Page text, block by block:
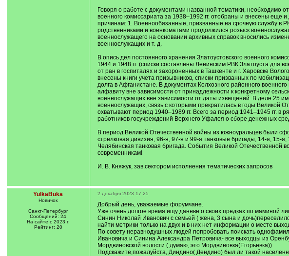
Говоря о работе с документами названной тематики, необходимо
военного комиссариата за 1938–1992 гг. отобраны и внесены
причинам: 1. Военнообязанные, призванные на срочную службу в
родственниками и военкоматами продолжился розыск
военнослужащего на основании архивных справок вносились
военнослужащих и т. д.
В опись дел постоянного хранения Златоустовского военного
1944 и 1948 гг. (списки составлены Ленинским РВК Златоуста для
от ран в госпиталях и захороненных в Ташкенте и г. Харовске
внесены книги учета призывников, списки призванных по
долга в Афганистане. В документах Колхозного районного
алфавиту вне зависимости от принадлежности к конкретному
военнослужащих вне зависимости от даты извещений. В деле 25
военнослужащих, связь с которыми прекратилась в годы Великой
охватывают период 1940–1989 гг. Всего за период 1941–1945 гг.
работников госучреждений Верхнего Уфалея о сборе денежных
В период Великой Отечественной войны из южноуральцев были
стрелковая дивизия, 96-я, 97-я и 99-я танковые бригады, 14-я, 15-
Челябинская танковая бригада. События Великой Отечественной
современникам!
И. В. Княжук, зав.сектором исполнения тематических запросов
YulkaBuka
Новичок
Санкт-Петербург
Сообщений: 24
На сайте с 2023 г.
Рейтинг: 20
2 декабря 2023 17:25
Добрый день, уважаемые форумчане.
Уже очень долгое время ищу даннве о своих предках по маминой
Синин Николай Иванович с семьей ( жена, 3 сына и
найти метрики только на двух и в них нет информации о месте
По совету неравнодушных людей попробовать поискать
Ивановича и Синина Александра Петровича- все выходцы из
Мордвиновской волости ( думаю, это Мордвиновка(Егорьевка))
Подскажите,пожалуйста, Диндино( Дендино) был ли такой